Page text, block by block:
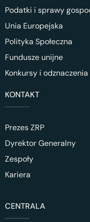
Podatki i sprawy
Unia Europejska
Polityka Społeczna
Fundusze unijne
Konkursy i odznaczenia
KONTAKT
Prezes ZRP
Dyrektor Generalny
Zespoły
Kariera
CENTRALA